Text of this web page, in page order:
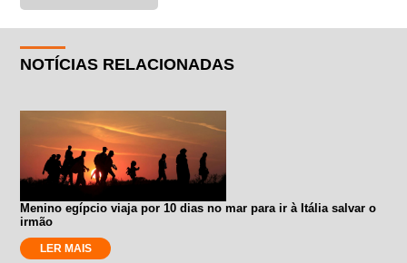
NOTÍCIAS RELACIONADAS
Menino egípcio viaja por 10 dias no mar para ir à Itália salvar o
irmão
LER MAIS